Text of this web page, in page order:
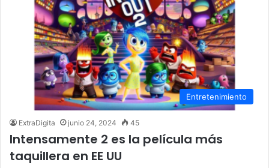
Entretenimiento
ExtraDigita junio 24, 2024 45
Intensamente 2 es la película más
taquillera en EE UU